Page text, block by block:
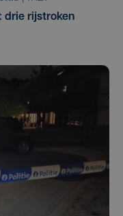
drie rijstroken